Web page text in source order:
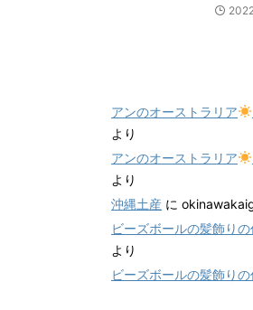
アンのオーストラリア
より
アンのオーストラリア
より
沖縄土産 に
ビーズボールの髪飾り
より
ビーズボールの髪飾り